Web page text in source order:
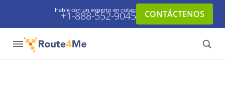
Hable con un experto en rutas:
+1-888-552-9045 CONTÁCTENOS